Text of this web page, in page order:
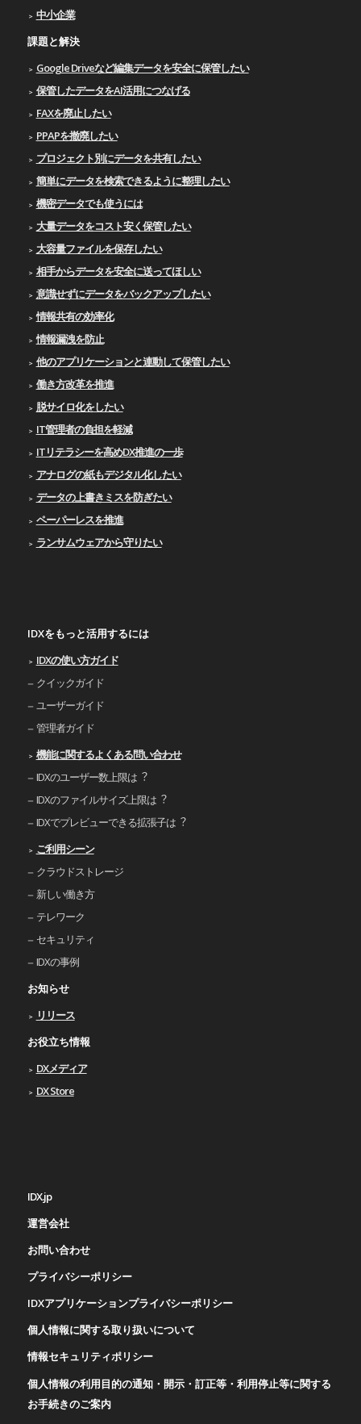
中小企業
課題と解決
Google Driveなど編集データを安全に保管したい
保管したデータをAI活用につなげる
FAXを廃止したい
PPAPを撤廃したい
プロジェクト別にデータを共有したい
簡単にデータを検索できるように整理したい
機密データでも使うには
大量データをコスト安く保管したい
大容量ファイルを保存したい
相手からデータを安全に送ってほしい
意識せずにデータをバックアップしたい
情報共有の効率化
情報漏洩を防止
他のアプリケーションと連動して保管したい
働き方改革を推進
脱サイロ化をしたい
IT管理者の負担を軽減
ITリテラシーを高めDX推進の一歩
アナログの紙もデジタル化したい
データの上書きミスを防ぎたい
ペーパーレスを推進
ランサムウェアから守りたい
IDXをもっと活用するには
IDXの使い⽅ガイド
クイックガイド
ユーザーガイド
管理者ガイド
機能に関するよくある問い合わせ
IDXのユーザー数上限は︖
IDXのファイルサイズ上限は︖
IDXでプレビューできる拡張⼦は︖
ご利⽤シーン
クラウドストレージ
新しい働き⽅
テレワーク
セキュリティ
IDXの事例
お知らせ
リリース
お役立ち情報
DXメディア
DX Store
IDX.jp
運営会社
お問い合わせ
プライバシーポリシー
IDXアプリケーションプライバシーポリシー
個人情報に関する取り扱いについて
情報セキュリティポリシー
個人情報の利用目的の通知・開示・訂正等・利用停止等に関する
お手続きのご案内